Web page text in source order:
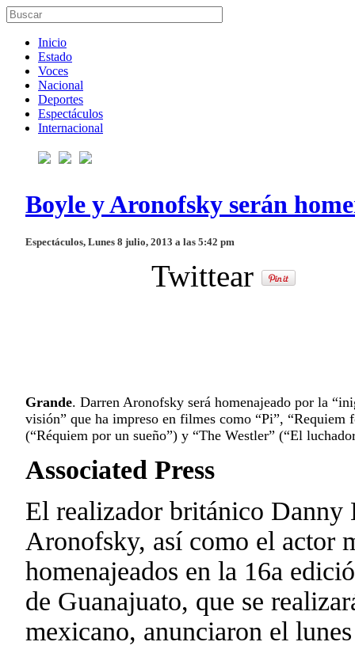
Inicio
Estado
Voces
Nacional
Deportes
Espectáculos
Internacional
Boyle y Aronofsky serán
Espectáculos, Lunes 8 julio, 2013 a las 5:42 pm
Twittear
Grande. Darren Aronofsky será homenajeado por la
visión” que ha impreso en filmes como “Pi”, “Requiem
(“Réquiem por un sueño”) y “The Westler” (“El
Associated Press
El realizador británico Danny
Aronofsky, así como el actor
homenajeados en la 16a
de Guanajuato, que se
mexicano, anunciaron el